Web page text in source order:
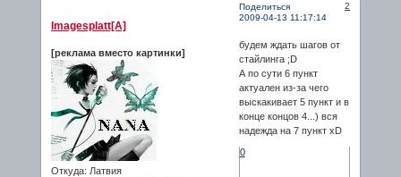
Поделиться
2
2009-04-13 11:17:14
Imagesplatt[A]
[реклама вместо картинки]
Откуда: Латвия
будем ждать шагов от
стайлинга ;D
А по сути 6 пункт
актуален из-за чего
выскакивает 5 пункт и в
конце концов 4...) вся
надежда на 7 пункт xD
0